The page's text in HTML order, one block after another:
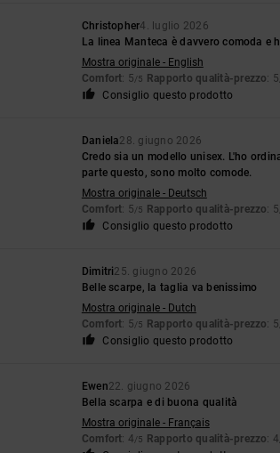
Christopher4. luglio 2026
La linea Manteca è davvero comoda
Mostra originale - English
Comfort: 5/5 Rapporto qualità-prezzo: 5
Consiglio questo prodotto
Daniela28. giugno 2026
Credo sia un modello unisex. L'ho
parte questo, sono molto comode.
Mostra originale - Deutsch
Comfort: 5/5 Rapporto qualità-prezzo: 5
Consiglio questo prodotto
Dimitri25. giugno 2026
Belle scarpe, la taglia va benissimo
Mostra originale - Dutch
Comfort: 5/5 Rapporto qualità-prezzo: 5
Consiglio questo prodotto
Ewen22. giugno 2026
Bella scarpa e di buona qualità
Mostra originale - Français
Comfort: 4/5 Rapporto qualità-prezzo: 4